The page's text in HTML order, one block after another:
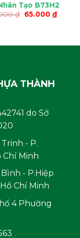
Tạo B73H2
₫ Giá
65.000 ₫Giá
hiện
THÀNH
do Sở
- P.
Chí Minh
- P.Hiệp
Chí Minh
4 Phường